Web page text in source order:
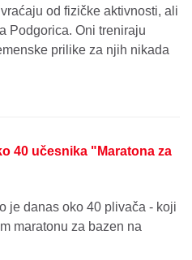
od fizičke aktivnosti, ali
Podgorica. Oni treniraju
prilike za njih nikada
40 učesnika "Maratona za
je danas oko 40 plivača - koji
maratonu za bazen na